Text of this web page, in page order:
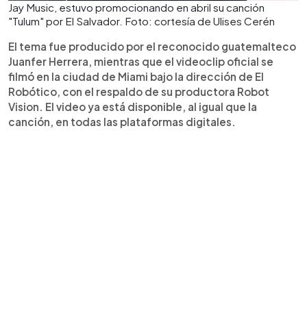
Jay Music, estuvo promocionando en abril su canción
"Tulum" por El Salvador. Foto: cortesía de Ulises Cerén
El tema fue producido por el reconocido guatemalteco
Juanfer Herrera, mientras que el videoclip oficial se
filmó en la ciudad de Miami bajo la dirección de El
Robótico, con el respaldo de su productora Robot
Vision. El video ya está disponible, al igual que la
canción, en todas las plataformas digitales.